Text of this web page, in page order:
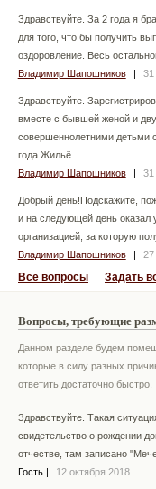
Здравствуйте. За 2 года я
для того, что бы получить
оздоровление. Весь
Владимир Шапошников
|
Здравствуйте.
вместе с бывшей женой и
совершеннолетними детьми
года.Жильё...
Владимир Шапошников
|
Добрый день!Подскажите,
и на следующей день оказал
организацией, за которую
Владимир Шапошников
|
Все вопросы Задать
Вопросы, требующие
Данном разделе будем
которые в силу разных
ответить достаточно быстро.
Здравствуйте. Такая
свидетельство о рождении
отчестве, там записано
Гость
12 октября 2018